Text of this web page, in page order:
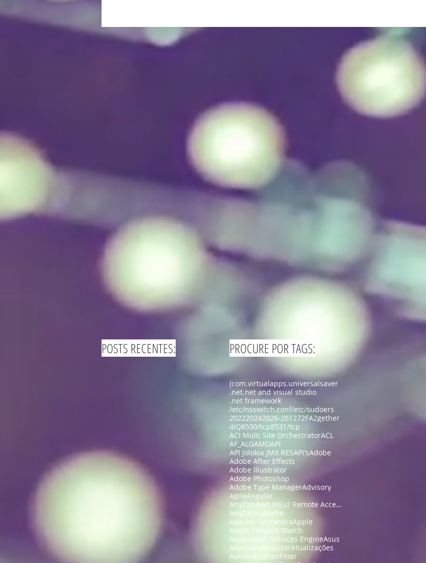
POSTS RECENTES: PROCURE POR TAGS:
(com.virtualapps.universalsaver
.net.net and visual studio
.net framework
/etc/nsswitch.conf/etc/sudoers
202220242026-261272FA2gether
4IQ8530/tcp8531/tcp
ACI Multi Site OrchestratorACL
AF_ALGAMDAPI
API Jolokia JMX RESAPI'sAdobe
Adobe After Effects
Adobe Illustrator
Adobe Photoshop
Adobe Type ManagerAdvisory
AgileAngular
AnyConnect IKEv2 Remote Access
AnyDeskApache
Apache CassandraApple
Apple TVApple Watch
Application Services EngineAsus
AtlassianAtualizarAtualizações
AuthenticationFilter